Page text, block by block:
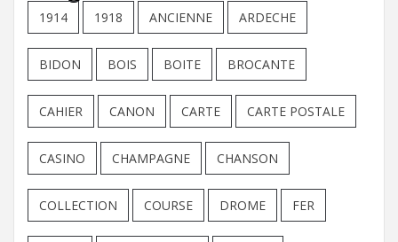
1914 1918 ANCIENNE ARDECHE
BIDON BOIS BOITE BROCANTE
CAHIER CANON CARTE CARTE POSTALE
CASINO CHAMPAGNE CHANSON
COLLECTION COURSE DROME FER